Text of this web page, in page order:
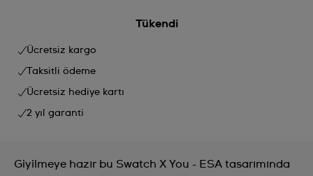
Tükendi
Ücretsiz kargo
Taksitli ödeme
Ücretsiz hediye kartı
2 yıl garanti
Giyilmeye hazır bu Swatch X You - ESA tasarımında